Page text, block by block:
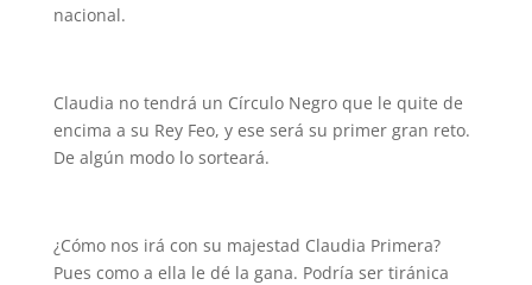
nacional.
Claudia no tendrá un Círculo Negro que le quite de
encima a su Rey Feo, y ese será su primer gran reto.
De algún modo lo sorteará.
¿Cómo nos irá con su majestad Claudia Primera?
Pues como a ella le dé la gana. Podría ser tiránica